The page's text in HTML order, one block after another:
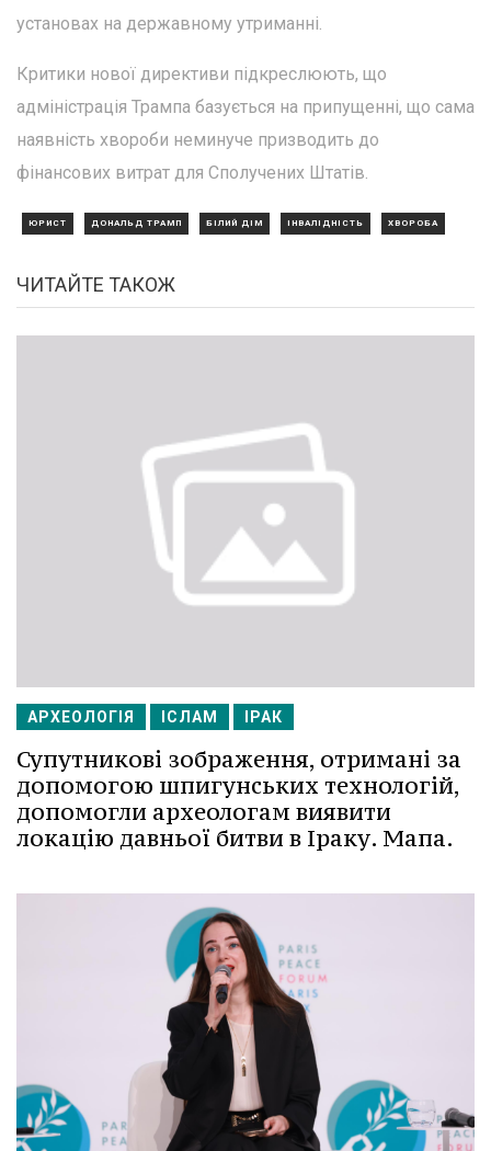
установах на державному утриманні.
Критики нової директиви підкреслюють, що
адміністрація Трампа базується на припущенні, що сама
наявність хвороби неминуче призводить до
фінансових витрат для Сполучених Штатів.
ЮРИСТ ДОНАЛЬД ТРАМП БІЛИЙ ДІМ ІНВАЛІДНІСТЬ ХВОРОБА
ЧИТАЙТЕ ТАКОЖ
АРХЕОЛОГІЯ ІСЛАМ ІРАК
Супутникові зображення, отримані за
допомогою шпигунських технологій,
допомогли археологам виявити
локацію давньої битви в Іраку. Мапа.